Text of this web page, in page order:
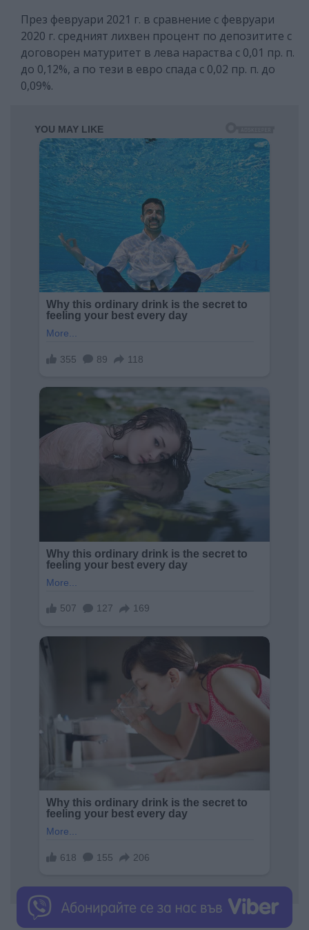
През февруари 2021 г. в сравнение с февруари
2020 г. средният лихвен процент по депозитите с
договорен матуритет в лева нараства с 0,01 пр. п.
до 0,12%, а по тези в евро спада с 0,02 пр. п. до
0,09%.